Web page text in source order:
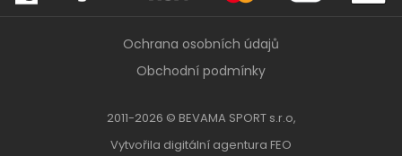
2011-2026 © BEVAMA SPORT s.r.o,
Ochrana osobních údajů
Obchodní podmínky
Vytvořila digitální agentura FEO